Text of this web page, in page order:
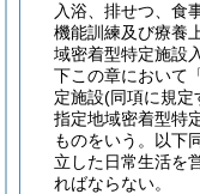
入浴、排せつ、食
機能訓練及び療養
域密着型特定施設
下この章において
定施設(同項に規定
指定地域密着型特
ものをいう。以下
立した日常生活を
ればならない。